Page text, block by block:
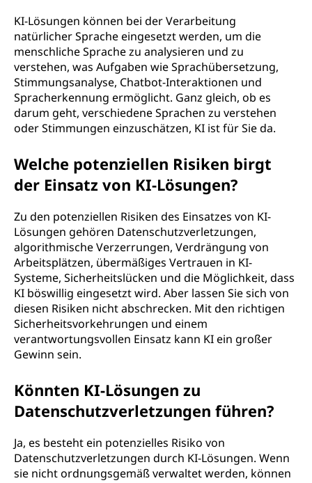
KI-Lösungen können bei der Verarbeitung
natürlicher Sprache eingesetzt werden, um die
menschliche Sprache zu analysieren und zu
verstehen, was Aufgaben wie Sprachübersetzung,
Stimmungsanalyse, Chatbot-Interaktionen und
Spracherkennung ermöglicht. Ganz gleich, ob es
darum geht, verschiedene Sprachen zu verstehen
oder Stimmungen einzuschätzen, KI ist für Sie da.
Welche potenziellen Risiken birgt
der Einsatz von KI-Lösungen?
Zu den potenziellen Risiken des Einsatzes von KI-
Lösungen gehören Datenschutzverletzungen,
algorithmische Verzerrungen, Verdrängung von
Arbeitsplätzen, übermäßiges Vertrauen in KI-
Systeme, Sicherheitslücken und die Möglichkeit, dass
KI böswillig eingesetzt wird. Aber lassen Sie sich von
diesen Risiken nicht abschrecken. Mit den richtigen
Sicherheitsvorkehrungen und einem
verantwortungsvollen Einsatz kann KI ein großer
Gewinn sein.
Könnten KI-Lösungen zu
Datenschutzverletzungen führen?
Ja, es besteht ein potenzielles Risiko von
Datenschutzverletzungen durch KI-Lösungen. Wenn
sie nicht ordnungsgemäß verwaltet werden, können